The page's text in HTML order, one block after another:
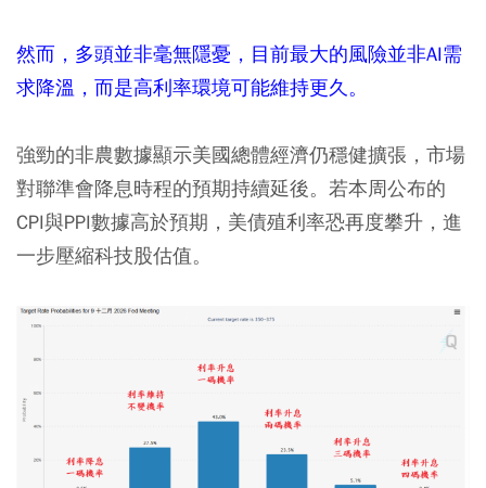
然而，多頭並非毫無隱憂，目前最大的風險並非AI需
求降溫，而是高利率環境可能維持更久。
強勁的非農數據顯示美國總體經濟仍穩健擴張，市場
對聯準會降息時程的預期持續延後。若本周公布的
CPI與PPI數據高於預期，美債殖利率恐再度攀升，進
一步壓縮科技股估值。